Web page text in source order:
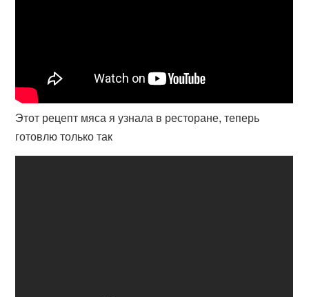
Этот рецепт мяса я узнала в ресторане, теперь
готовлю только так